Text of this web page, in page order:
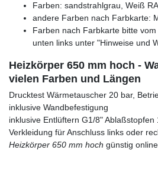
Farben: sandstrahlgrau, Weiß
andere Farben nach Farbkarte:
Farben nach Farbkarte bitte
unten links unter "Hinweise und
Heizkörper 650 mm hoch -
vielen Farben und Längen
Drucktest Wärmetauscher 20 bar,
inklusive Wandbefestigung
inklusive Entlüftern G1/8" Ablaßstopfen
Verkleidung für Anschluss links oder
Heizkörper 650 mm hoch günstig